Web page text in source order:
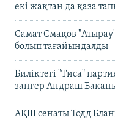
екі жақтан да қаза
Самат Смақов
болып тағайындалды
Биліктегі "Тиса"
заңгер Андраш
АҚШ сенаты Тодд